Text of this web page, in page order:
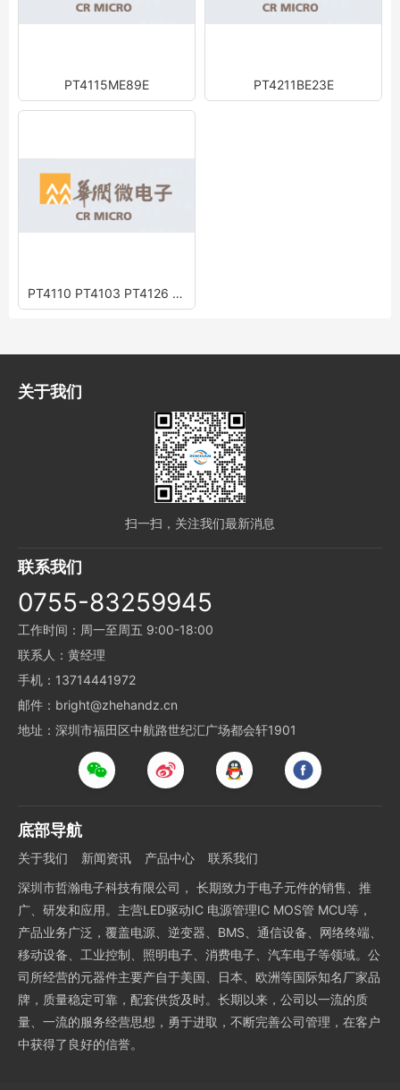
PT4115ME89E PT4211BE23E
PT4110 PT4103 PT4126 PT4125 PT4101 PT4123C PT4128
关于我们
扫一扫，关注我们最新消息
联系我们
0755-83259945
工作时间：周一至周五 9:00-18:00
联系人：黄经理
手机：13714441972
邮件：bright@zhehandz.cn
地址：深圳市福田区中航路世纪汇广场都会轩1901
底部导航
关于我们 新闻资讯 产品中心
联系我们
深圳市哲瀚电子科技有限公司， 长期致力于电子元件的销售、推
广、研发和应用。主营LED驱动IC 电源管理IC MOS管 MCU等，
产品业务广泛，覆盖电源、逆变器、BMS、通信设备、网络终端、
移动设备、工业控制、照明电子、消费电子、汽车电子等领域。公
司所经营的元器件主要产自于美国、日本、欧洲等国际知名厂家品
牌，质量稳定可靠，配套供货及时。长期以来，公司以一流的质
量、一流的服务经营思想，勇于进取，不断完善公司管理，在客户
中获得了良好的信誉。